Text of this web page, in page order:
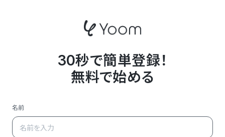
30秒で簡単登録！
無料で始める
名前